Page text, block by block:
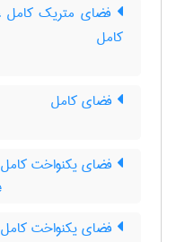
فضای متریک کامل
کامل
فضای کامل
فضای یکنواخت کامل
فضای یکنواخت کامل